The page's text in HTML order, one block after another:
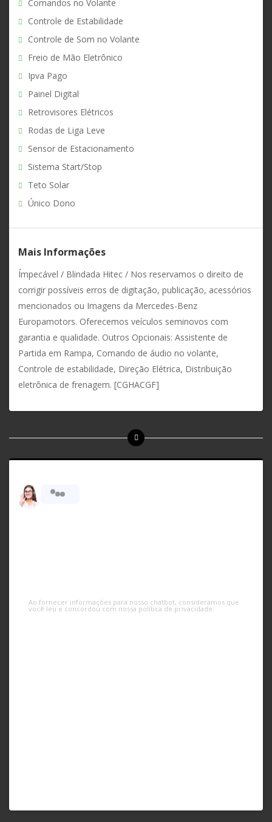
Comandos no Volante
Controle de Estabilidade
Controle de Som no Volante
Freio de Mão Eletrônico
Ipva Pago
Painel Digital
Retrovisores Elétricos
Rodas de Liga Leve
Sensor de Estacionamento
Sistema Start/Stop
Teto Solar
Único Dono
Mais Informações
Ímpecável / Blindada Hitec / Nos reservamos o direito de
corrigir possíveis erros de digitação, publicação, acessórios
mencionados ou Imagens da Mercedes-Benz
Europamotors. Oferecemos veículos seminovos com
garantia e qualidade. Outros Opcionais: Assistente de
Partida em Rampa, Comando de áudio no volante,
Controle de estabilidade, Direção Elétrica, Distribuição
eletrônica de frenagem. [CGHACGF]